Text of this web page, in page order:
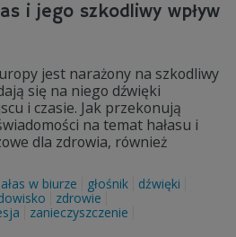
i jego szkodliwy wpływ
jest narażony na szkodliwy
się na niego dźwięki
i czasie. Jak przekonują
na temat hałasu i
dla zdrowia, również
w biurze głośnik
dźwięki
zdrowie
zanieczyszczenie